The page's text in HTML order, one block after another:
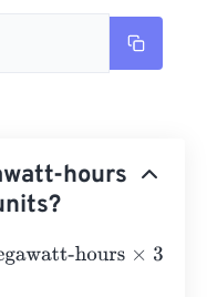
hours
hours×3414425.9497